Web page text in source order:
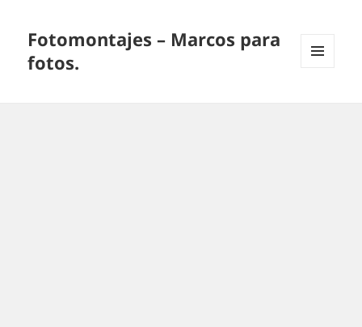
Fotomontajes – Marcos para
fotos.